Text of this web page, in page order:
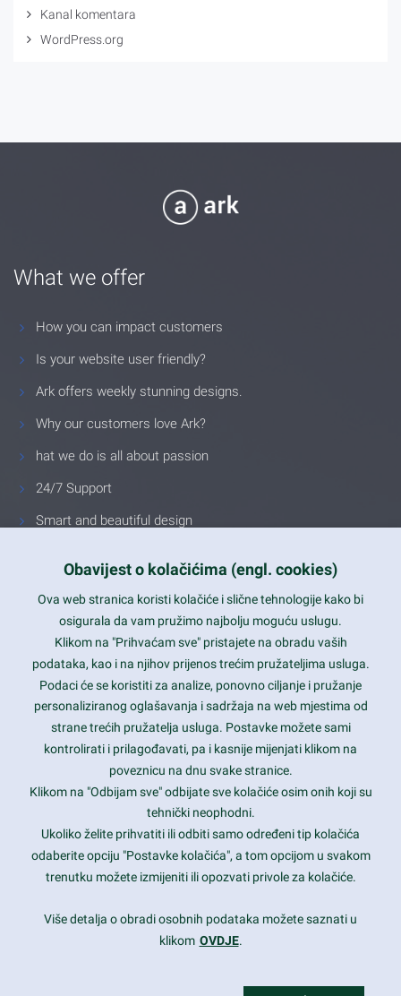
Kanal komentara
WordPress.org
What we offer
How you can impact customers
Is your website user friendly?
Ark offers weekly stunning designs.
Why our customers love Ark?
hat we do is all about passion
24/7 Support
Smart and beautiful design
Latest trends and much more...
Contact Info
1600 Amphitheatre Parkway, Mountain View, CA 94043
prothemes.net@gmail.com
Daily: 9:00 am - 6:00 pm
Sunday: Closed
Copyright 2017FRESHFACE© All Rights Reserved
Obavijest o kolačićima (engl. cookies)
Ova web stranica koristi kolačiće i slične tehnologije kako bi
osigurala da vam pružimo najbolju moguću uslugu.
Klikom na "Prihvaćam sve" pristajete na obradu vaših
podataka, kao i na njihov prijenos trećim pružateljima usluga.
Podaci će se koristiti za analize, ponovno ciljanje i pružanje
personaliziranog oglašavanja i sadržaja na web mjestima od
strane trećih pružatelja usluga. Postavke možete sami
kontrolirati i prilagođavati, pa i kasnije mijenjati klikom na
poveznicu na dnu svake stranice.
Klikom na "Odbijam sve" odbijate sve kolačiće osim onih koji su
tehnički neophodni.
Ukoliko želite prihvatiti ili odbiti samo određeni tip kolačića
odaberite opciju "Postavke kolačića", a tom opcijom u svakom
trenutku možete izmijeniti ili opozvati privole za kolačiće.
Više detalja o obradi osobnih podataka možete saznati u
klikom OVDJE.